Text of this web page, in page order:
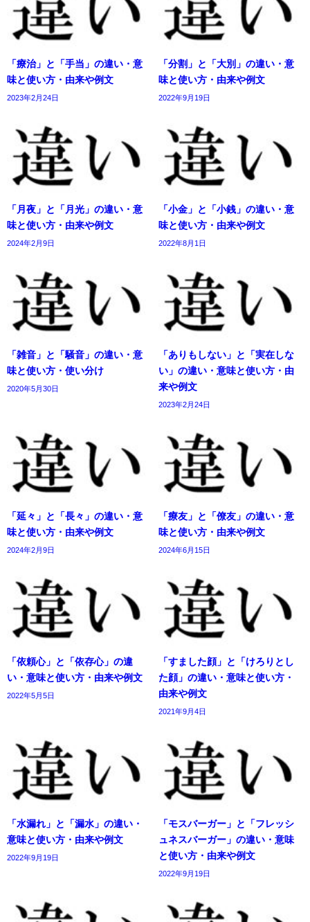
「療治」と「手当」の違い・意
味と使い方・由来や例文
2023年2月24日
「分割」と「大別」の違い・意
味と使い方・由来や例文
2022年9月19日
「月夜」と「月光」の違い・意
味と使い方・由来や例文
2024年2月9日
「小金」と「小銭」の違い・意
味と使い方・由来や例文
2022年8月1日
「雑音」と「騒音」の違い・意
味と使い方・使い分け
2020年5月30日
「ありもしない」と「実在しな
い」の違い・意味と使い方・由
来や例文
2023年2月24日
「延々」と「長々」の違い・意
味と使い方・由来や例文
2024年2月9日
「療友」と「僚友」の違い・意
味と使い方・由来や例文
2024年6月15日
「依頼心」と「依存心」の違
い・意味と使い方・由来や例文
2022年5月5日
「すました顔」と「けろりとし
た顔」の違い・意味と使い方・
由来や例文
2021年9月4日
「水漏れ」と「漏水」の違い・
意味と使い方・由来や例文
2022年9月19日
「モスバーガー」と「フレッシ
ュネスバーガー」の違い・意味
と使い方・由来や例文
2022年9月19日